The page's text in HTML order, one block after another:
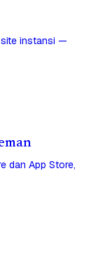
instansi —
dan App Store,